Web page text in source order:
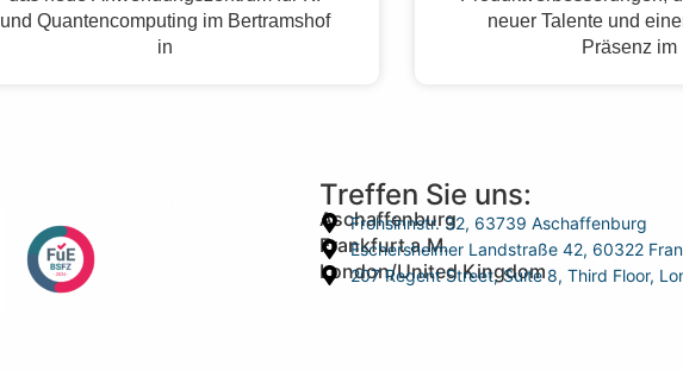
und Quantencomputing im Bertramshof
in
neuer Talente und
Präsenz im
Treffen Sie uns:
Aschaffenburg
Frohsinnstr. 32, 63739 Aschaffenburg
Frankfurt a.M.
Eschersheimer Landstraße 42, 60322
London/United Kingdom
207 Regent Street, Suite 8, Third Floor,